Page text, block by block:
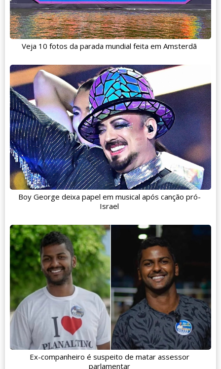
Veja 10 fotos da parada mundial feita em Amsterdã
Boy George deixa papel em musical após canção pró-
Israel
Ex-companheiro é suspeito de matar assessor
parlamentar